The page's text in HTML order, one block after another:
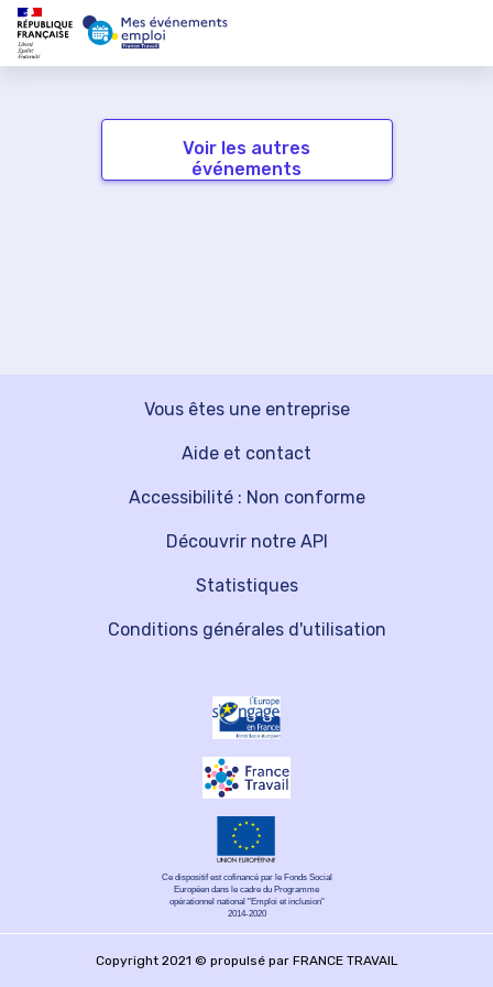
Voir les autres
événements
Vous êtes une entreprise
Découvrir notre API
Aide et contact
Statistiques
Accessibilité : Non conforme
Conditions générales d'utilisation
Ce dispositif est cofinancé par le Fonds Social
Européen dans le cadre du Programme
opérationnel national "Emploi et inclusion"
2014-2020
Copyright 2021 © propulsé par FRANCE TRAVAIL